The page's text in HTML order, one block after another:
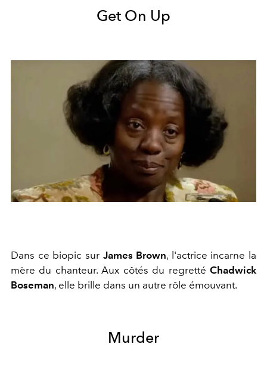
Get On Up
Dans ce biopic sur James Brown, l'actrice incarne la
mère du chanteur. Aux côtés du regretté Chadwick
Boseman, elle brille dans un autre rôle émouvant.
Murder